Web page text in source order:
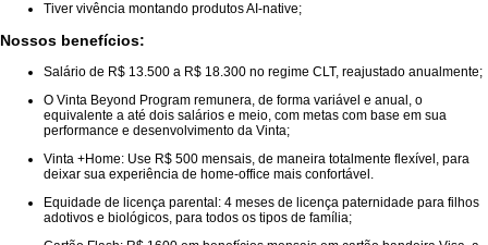
Tiver vivência montando produtos AI-native;
Nossos benefícios:
Salário de R$ 13.500 a R$ 18.300 no regime CLT, reajustado anualmente;
O Vinta Beyond Program remunera, de forma variável e anual, o
equivalente a até dois salários e meio, com metas com base em sua
performance e desenvolvimento da Vinta;
Vinta +Home: Use R$ 500 mensais, de maneira totalmente flexível, para
deixar sua experiência de home-office mais confortável.
Equidade de licença parental: 4 meses de licença paternidade para filhos
adotivos e biológicos, para todos os tipos de família;